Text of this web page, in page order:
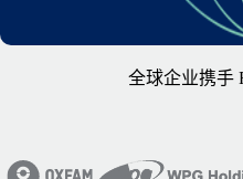
全球企业携手